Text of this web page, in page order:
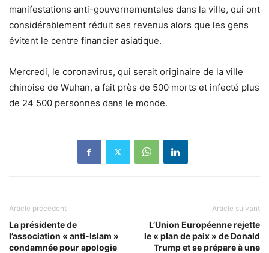
manifestations anti-gouvernementales dans la ville, qui ont
considérablement réduit ses revenus alors que les gens
évitent le centre financier asiatique.
Mercredi, le coronavirus, qui serait originaire de la ville
chinoise de Wuhan, a fait près de 500 morts et infecté plus
de 24 500 personnes dans le monde.
Article précédent
La présidente de
l’association « anti-Islam »
condamnée pour apologie
Article suivant
L’Union Européenne rejette
le « plan de paix » de Donald
Trump et se prépare à une